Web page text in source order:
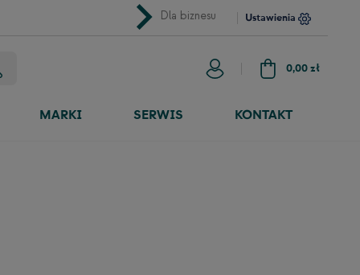
chevron_rightDla biznesu Ustawienia
0,00 zł
MARKI SERWIS KONTAKT